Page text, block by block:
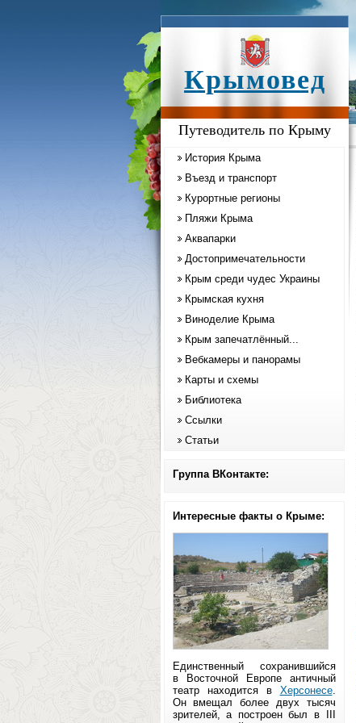
Крымовед
Путеводитель по Крыму
История Крыма
Въезд и транспорт
Курортные регионы
Пляжи Крыма
Аквапарки
Достопримечательности
Крым среди чудес Украины
Крымская кухня
Виноделие Крыма
Крым запечатлённый...
Вебкамеры и панорамы
Карты и схемы
Библиотека
Ссылки
Статьи
Группа ВКонтакте:
Интересные факты о Крыме:
Единственный сохранившийся
в Восточной Европе античный
театр находится в Херсонесе.
Он вмещал более двух тысяч
зрителей, а построен был в III